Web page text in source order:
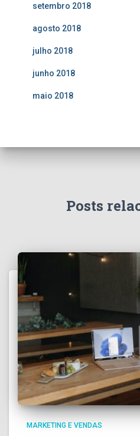
setembro 2018
agosto 2018
julho 2018
junho 2018
maio 2018
Posts
MARKETING E VENDAS